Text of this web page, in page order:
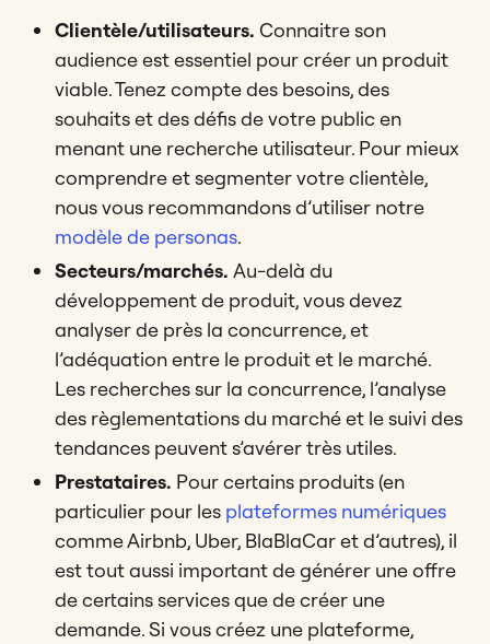
Clientèle/utilisateurs. Connaitre son
audience est essentiel pour créer un produit
viable. Tenez compte des besoins, des
souhaits et des défis de votre public en
menant une recherche utilisateur. Pour mieux
comprendre et segmenter votre clientèle,
nous vous recommandons d’utiliser notre
modèle de personas.
Secteurs/marchés. Au-delà du
développement de produit, vous devez
analyser de près la concurrence, et
l’adéquation entre le produit et le marché.
Les recherches sur la concurrence, l’analyse
des règlementations du marché et le suivi des
tendances peuvent s’avérer très utiles.
Prestataires. Pour certains produits (en
particulier pour les plateformes numériques
comme Airbnb, Uber, BlaBlaCar et d’autres), il
est tout aussi important de générer une offre
de certains services que de créer une
demande. Si vous créez une plateforme,